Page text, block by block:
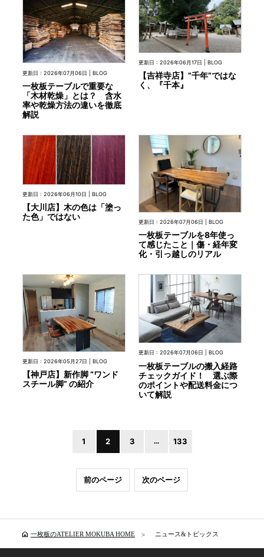
更新日 : 2026年07月06日 | BLOG
一枚板テーブルで重要な
「木材乾燥」とは？ 含水
率や乾燥方法の違いを徹底
解説
更新日 : 2026年06月17日 | BLOG
【吉祥寺店】”千年”ではな
く、『千本』
更新日 : 2026年06月10日 | BLOG
【大川店】木の色は「塗っ
た色」ではない
更新日 : 2026年07月06日 | BLOG
一枚板テーブルを8年使っ
て感じたこと｜傷・経年変
化・引っ越しのリアル
更新日 : 2026年05月27日 | BLOG
【神戸店】新作脚 “ワンド
スチール脚” の紹介
更新日 : 2026年07月06日 | BLOG
一枚板テーブルの搬入経路
チェックガイド！ 選ぶ際
のポイントや配送料金につ
いて解説
前のページ
1 2 3 ... 133
次のページ
home 一枚板のATELIER MOKUBA HOME ニュース&トピックス